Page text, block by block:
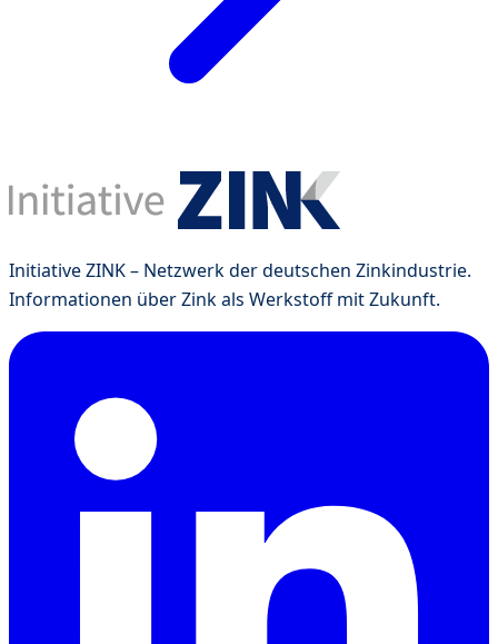
Initiative ZINK – Netzwerk der deutschen Zinkindustrie.
Informationen über Zink als Werkstoff mit Zukunft.